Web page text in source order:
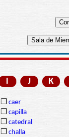
I J K
❒ caer
❒ capilla
❒ catedral
❒ challa